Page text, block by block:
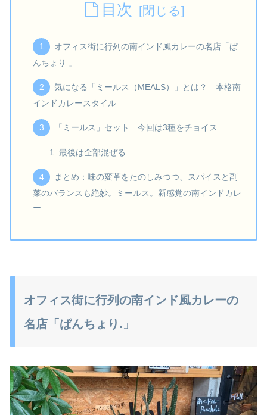
目次
オフィス街に行列の南インド風カレーの名店「ぱ
んちょり.」
気になる「ミールス（MEALS）」とは？ 本格南
インドカレースタイル
「ミールス」セット 今回は3種をチョイス
最後は全部混ぜる
まとめ：味の変革をたのしみつつ、スパイスと副
菜のバランスも絶妙。ミールス。新感覚の南インドカレ
ー
オフィス街に行列の南インド風カレーの
名店「ぱんちょり.」